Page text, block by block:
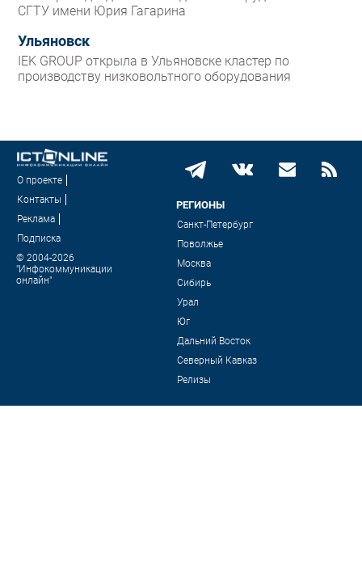
СГТУ имени Юрия Гагарина
Ульяновск
IEK GROUP открыла в Ульяновске кластер по
производству низковольтного оборудования
О проекте
Контакты
Реклама
Подписка
© 2004-2026
"Инфокоммуникации
онлайн"
РЕГИОНЫ
Санкт-Петербург
Поволжье
Москва
Сибирь
Урал
Юг
Дальний Восток
Северный Кавказ
Релизы